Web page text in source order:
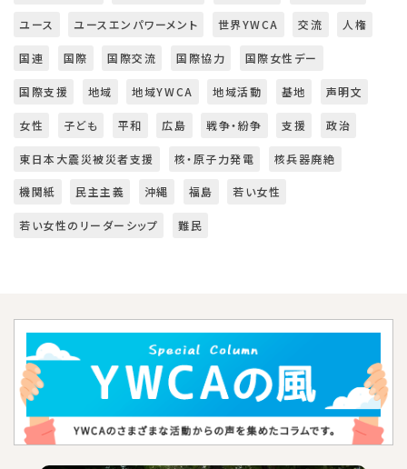
ユース ユースエンパワーメント 世界YWCA 交流 人権
国連 国際 国際交流 国際協力 国際女性デー
国際支援 地域 地域YWCA 地域活動 基地 声明文
女性 子ども 平和 広島 戦争・紛争 支援 政治
東日本大震災被災者支援 核・原子力発電 核兵器廃絶
機関紙 民主主義 沖縄 福島 若い女性
若い女性のリーダーシップ 難民